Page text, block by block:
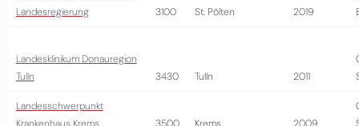
Landesregierung
3100 St. Pölten 2019
Landesklinikum Donauregion
Tulln
3430 Tulln 2011
Landesschwerpunkt